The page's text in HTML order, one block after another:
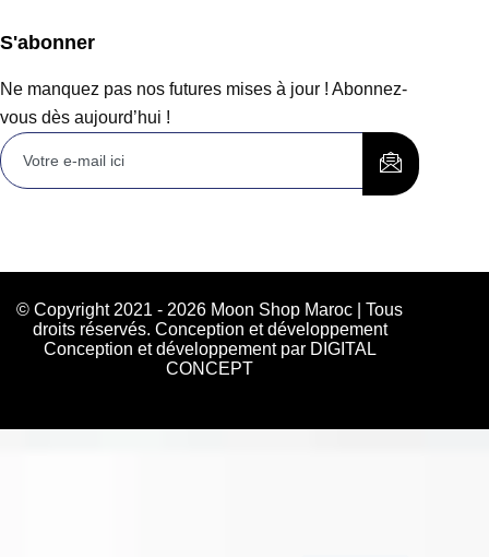
S'abonner
Ne manquez pas nos futures mises à jour ! Abonnez-
vous dès aujourd’hui !
© Copyright 2021 - 2026 Moon Shop Maroc | Tous
droits réservés. Conception et développement
Conception et développement par DIGITAL
CONCEPT